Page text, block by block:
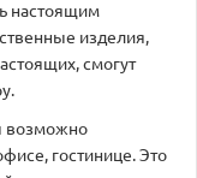
настоящим
изделия,
смогут
возможно
гостинице. Это